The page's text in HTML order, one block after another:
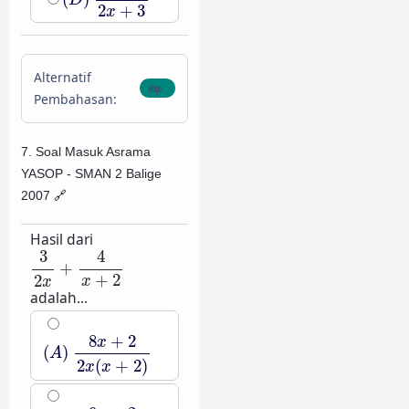
2x + 3
Alternatif
Pembahasan:
7. Soal Masuk Asrama
YASOP - SMAN 2 Balige
2007 🔗
Hasil dari
3
2x
+
4
x + 2
32x+4x+ 2
adalah...
(A)
8x + 2
2x(x + 2)
A +2 2 (x